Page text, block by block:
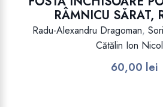
RÂMNICU SĂRAT,
Radu-Alexandru Dragoman,
Cătălin Ion
60,00 lei